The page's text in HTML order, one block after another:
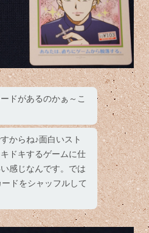
ドがあるのかぁ～こ
からね♪面白いスト
ドキするゲームに仕
感じなんです。では
ドをシャッフルして